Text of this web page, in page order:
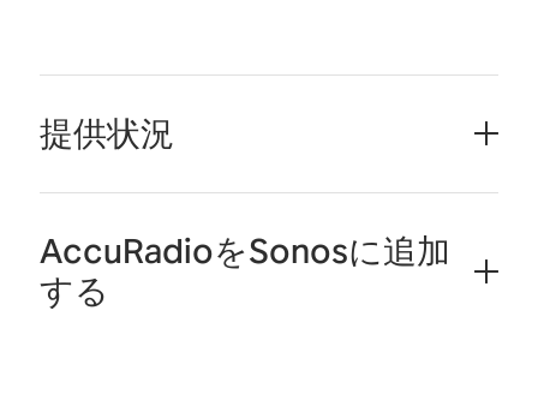
提供状況
AccuRadioをSonosに追加
する